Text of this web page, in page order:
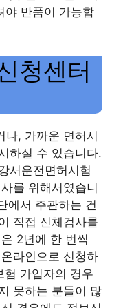
야 반품이 가능합
청센터
나, 가까운 면허시
하실 수 있습니다.
서운전면허시험
를 위해서였습니
에서 주관하는 건
직접 신체검사를
2년에 한 번씩
라인으로 신청하
험 가입자의 경우
못하는 분들이 많